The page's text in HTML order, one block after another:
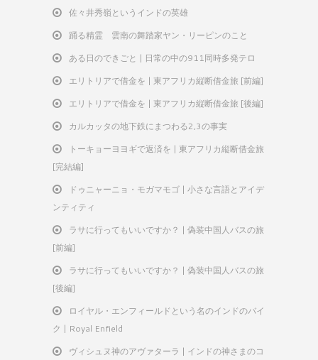
佐々井秀嶺というインドの英雄
踊る精霊 雲南の舞踏家ヤン・リーピンのこと
ある日のできごと | 日常の中の911同時多発テロ
エリトリアで借金を | 東アフリカ縦断借金旅 [前編]
エリトリアで借金を | 東アフリカ縦断借金旅 [後編]
カルカッタの地下鉄にまつわる2,3の事実
トーキョーヨヨギで返済を | 東アフリカ縦断借金旅
[完結編]
ドゥニャーニョ・モガマモゴ | 小さな言語とアイデ
ンティティ
ラサに行ってもいいですか？ | 偽装中国人バスの旅
[前編]
ラサに行ってもいいですか？ | 偽装中国人バスの旅
[後編]
ロイヤル・エンフィールドという名のインドのバイ
ク | Royal Enfield
ヴィシュヌ神のアヴァターラ | インドの神さまのコ